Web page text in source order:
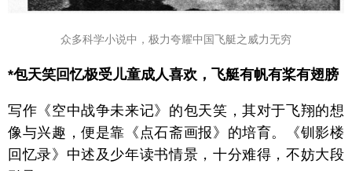
众多科学小说中，极力夸耀中国飞艇之威力无穷
*包天笑回忆极受儿童成人喜欢，飞艇有帆有桨有翅膀
写作《空中战争未来记》的包天笑，其对于飞翔的想
像与兴趣，便是靠《点石斋画报》的培育。《钏影楼
回忆录》中述及少年读书情景，十分难得，不妨大段